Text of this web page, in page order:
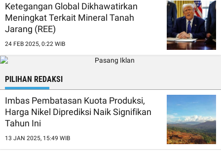
Ketegangan Global Dikhawatirkan
Meningkat Terkait Mineral Tanah
Jarang (REE)
24 FEB 2025, 0:22 WIB
PILIHAN REDAKSI
Imbas Pembatasan Kuota Produksi,
Harga Nikel Diprediksi Naik Signifikan
Tahun Ini
13 JAN 2025, 15:49 WIB